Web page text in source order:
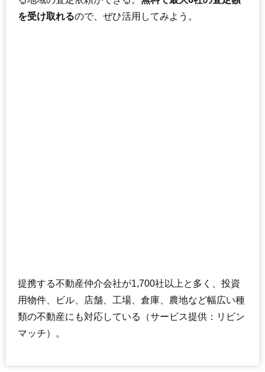
を受け取れるので、ぜひ活用してみよう。
提携する不動産仲介会社が1,700社以上と多く、投資
用物件、ビル、店舗、工場、倉庫、農地など幅広い種
類の不動産にも対応している（サービス提供：リビン
マッチ）。